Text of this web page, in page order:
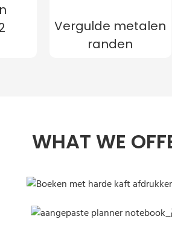
Vergulde metalen
randen
WHAT WE